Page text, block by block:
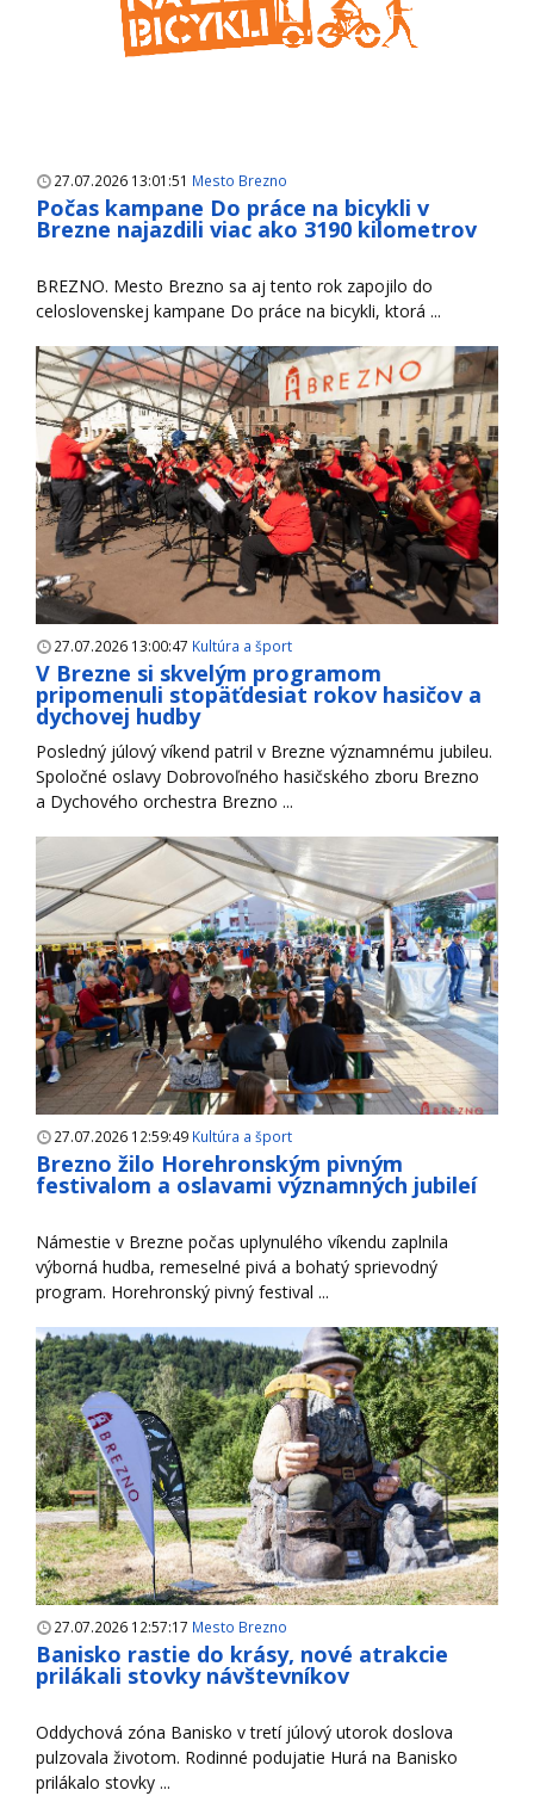
27.07.2026 13:01:51 Mesto Brezno
Počas kampane Do práce na bicykli v
Brezne najazdili viac ako 3190 kilometrov
BREZNO. Mesto Brezno sa aj tento rok zapojilo do
celoslovenskej kampane Do práce na bicykli, ktorá ...
27.07.2026 13:00:47 Kultúra a šport
V Brezne si skvelým programom
pripomenuli stopäťdesiat rokov hasičov a
dychovej hudby
Posledný júlový víkend patril v Brezne významnému jubileu.
Spoločné oslavy Dobrovoľného hasičského zboru Brezno
a Dychového orchestra Brezno ...
27.07.2026 12:59:49 Kultúra a šport
Brezno žilo Horehronským pivným
festivalom a oslavami významných jubileí
Námestie v Brezne počas uplynulého víkendu zaplnila
výborná hudba, remeselné pivá a bohatý sprievodný
program. Horehronský pivný festival ...
27.07.2026 12:57:17 Mesto Brezno
Banisko rastie do krásy, nové atrakcie
prilákali stovky návštevníkov
Oddychová zóna Banisko v tretí júlový utorok doslova
pulzovala životom. Rodinné podujatie Hurá na Banisko
prilákalo stovky ...